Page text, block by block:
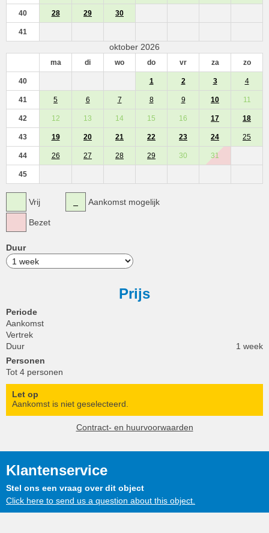
40 28 29 30
41
oktober 2026
ma di wo do vr za zo
40 1 2 3 4
41 5 6 7 8 9 10 11
42 12 13 14 15 16 17 18
43 19 20 21 22 23 24 25
44 26 27 28 29 30 31
45
Vrij
Bezet
Aankomst mogelijk
Duur
Prijs
Periode
Aankomst
Vertrek
Duur
1 week
Personen
Tot 4 personen
Let op
Aankomst is niet geselecteerd.
Contract- en huurvoorwaarden
Klantenservice
Stel ons een vraag over dit object
Click here to send us a question about this object.